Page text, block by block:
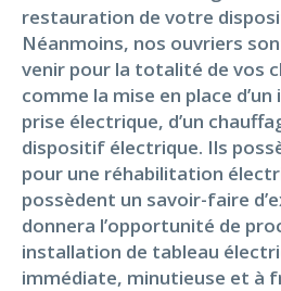
restauration de votre
Néanmoins, nos ouvriers
venir pour la totalité de vos
comme la mise en place
prise électrique, d’un
dispositif électrique. Ils
pour une réhabilitation
possèdent un savoir-faire
donnera l’opportunité de
installation de tableau
immédiate, minutieuse et à